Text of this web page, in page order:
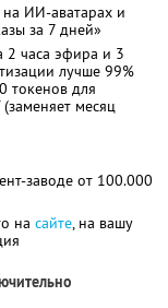
на ИИ-аватарах и
за 7 дней»
2 часа эфира и 3
лучше 99%
токенов для
месяц
заводе от 100.000
на сайте, на вашу